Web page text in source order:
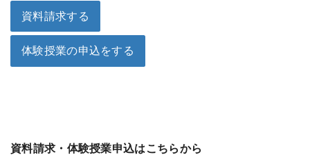
資料請求する
体験授業の申込をする
資料請求・体験授業申込はこちらから